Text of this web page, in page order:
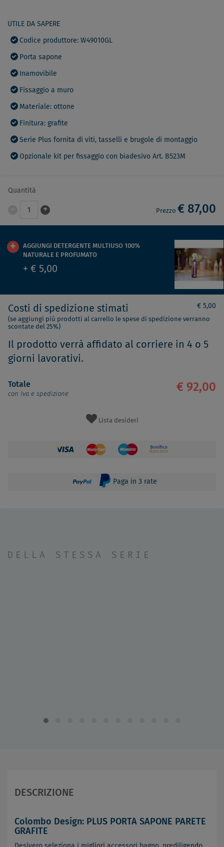
UTILE DA SAPERE
Codice produttore: W49010GL
Porta sapone
Inamovibile
Fissaggio a muro
Materiale: ottone
Finitura: grafite
Serie Plus fornita di viti, tasselli e brugole di montaggio
Opzionale kit per fissaggio con biadesivo Art. B523M
Quantità
1 + Prezzo € 87,00
AGGIUNGI DETERGENTE MULTIUSO 100%
NATURALE E PROFUMATO
+ € 5,00
Costi di spedizione stimati € 5,00
(se aggiungi più prodotti al carrello le spese di spedizione verranno
scontate del 25%)
Il prodotto verrà affidato al corriere in 4 o 5
giorni lavorativi.
Totale
con Iva e spedizione
€ 92,00
Lista desideri
Paga in 3 rate
DELLA STESSA SERIE
DESCRIZIONE
Colombo Design: PLUS PORTA SAPONE PARETE
GRAFITE